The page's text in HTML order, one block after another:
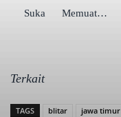
Suka Memuat…
Terkait
TAGS blitar jawa timur